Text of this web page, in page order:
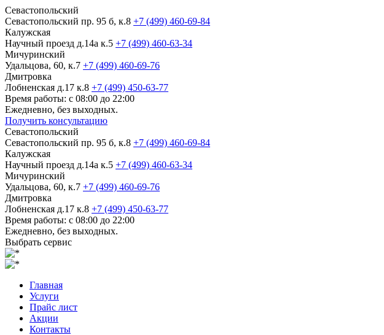
Севастопольский
Севастопольский пр. 95 б, к.8 +7 (499) 460-69-84
Калужская
Научный проезд д.14а к.5 +7 (499) 460-63-34
Мичуринский
Удальцова, 60, к.7 +7 (499) 460-69-76
Дмитровка
Лобненская д.17 к.8 +7 (499) 450-63-77
Время работы: с 08:00 до 22:00
Ежедневно, без выходных.
Получить консультацию
Севастопольский
Севастопольский пр. 95 б, к.8 +7 (499) 460-69-84
Калужская
Научный проезд д.14а к.5 +7 (499) 460-63-34
Мичуринский
Удальцова, 60, к.7 +7 (499) 460-69-76
Дмитровка
Лобненская д.17 к.8 +7 (499) 450-63-77
Время работы: с 08:00 до 22:00
Ежедневно, без выходных.
Выбрать сервис
Главная
Услуги
Прайс лист
Акции
Контакты